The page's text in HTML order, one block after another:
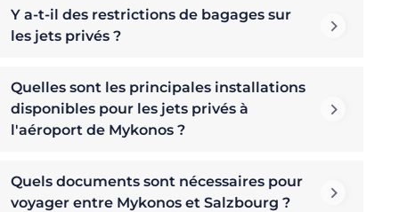
Y a-t-il des restrictions de bagages sur
les jets privés ?
Quelles sont les principales installations
disponibles pour les jets privés à
l'aéroport de Mykonos ?
Quels documents sont nécessaires pour
voyager entre Mykonos et Salzbourg ?